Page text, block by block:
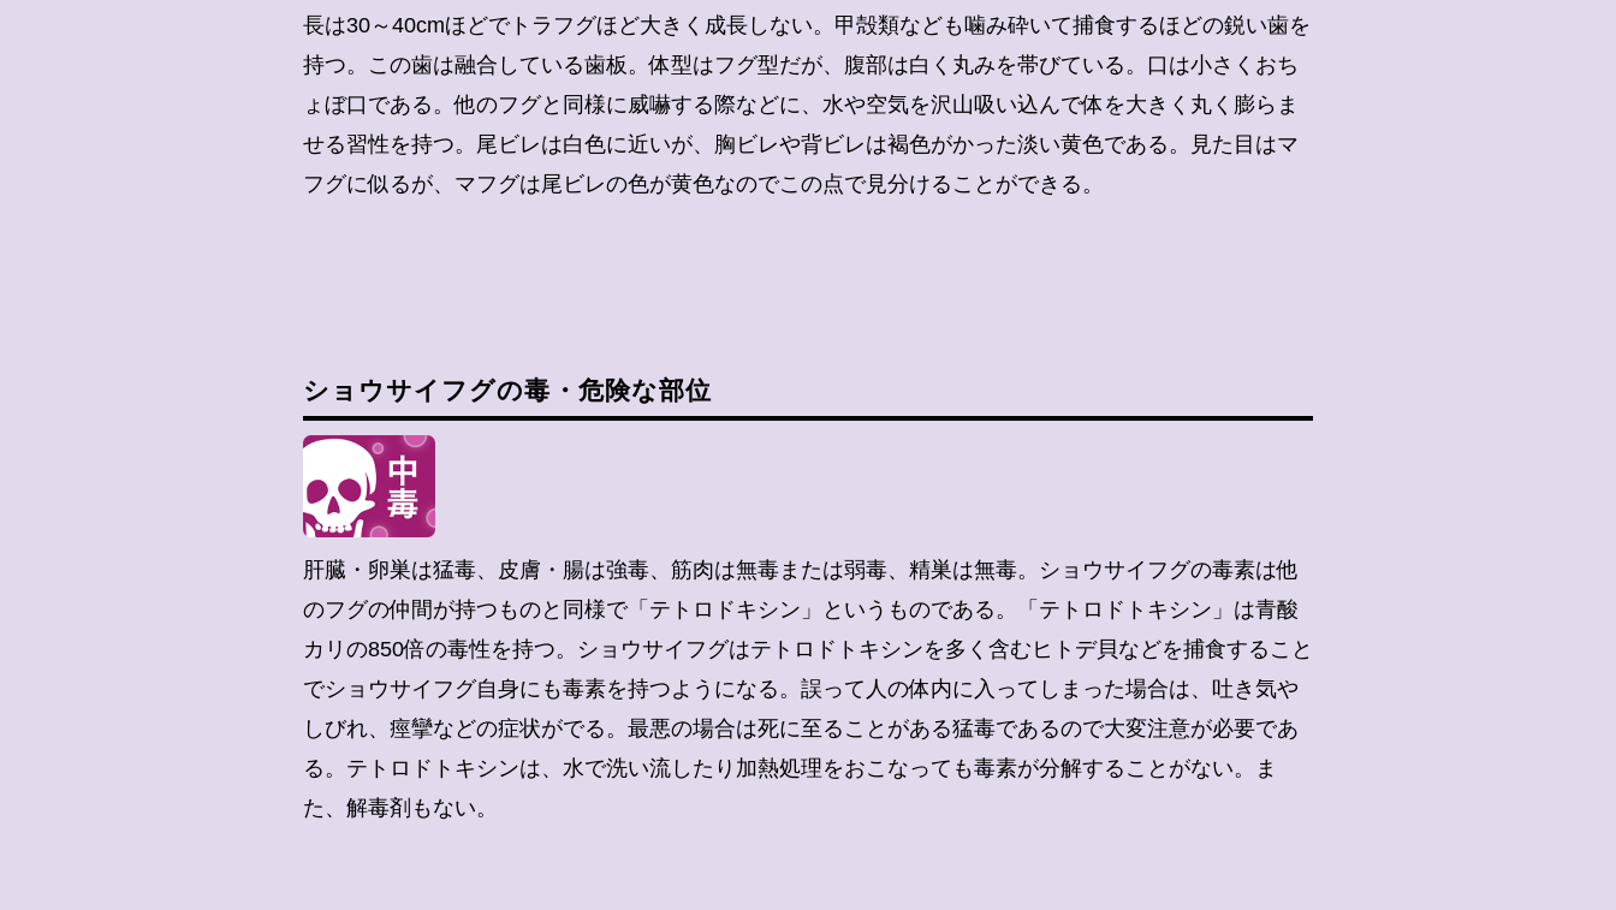
長は30～40cmほどでトラフグほど大きく成長しない。甲殻類なども噛み砕いて捕食するほどの鋭い歯を
持つ。この歯は融合している歯板。体型はフグ型だが、腹部は白く丸みを帯びている。口は小さくおち
ょぼ口である。他のフグと同様に威嚇する際などに、水や空気を沢山吸い込んで体を大きく丸く膨らま
せる習性を持つ。尾ビレは白色に近いが、胸ビレや背ビレは褐色がかった淡い黄色である。見た目はマ
フグに似るが、マフグは尾ビレの色が黄色なのでこの点で見分けることができる。
ショウサイフグの毒・危険な部位
肝臓・卵巣は猛毒、皮膚・腸は強毒、筋肉は無毒または弱毒、精巣は無毒。ショウサイフグの毒素は他
のフグの仲間が持つものと同様で「テトロドキシン」というものである。「テトロドトキシン」は青酸
カリの850倍の毒性を持つ。ショウサイフグはテトロドトキシンを多く含むヒトデ貝などを捕食すること
でショウサイフグ自身にも毒素を持つようになる。誤って人の体内に入ってしまった場合は、吐き気や
しびれ、痙攣などの症状がでる。最悪の場合は死に至ることがある猛毒であるので大変注意が必要であ
る。テトロドトキシンは、水で洗い流したり加熱処理をおこなっても毒素が分解することがない。ま
た、解毒剤もない。